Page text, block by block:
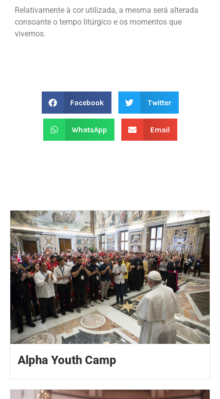
Relativamente à cor utilizada, a mesma será alterada
consoante o tempo litúrgico e os momentos que
vivemos.
Facebook Twitter
WhatsApp Email
Alpha Youth Camp